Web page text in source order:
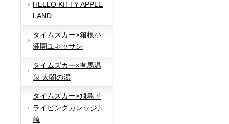
HELLO KITTY APPLE
LAND
タイムズカー×箱根小
涌園ユネッサン
タイムズカー×有馬温
泉 太閤の湯
タイムズカー×飛鳥ド
ライビングカレッジ川
崎